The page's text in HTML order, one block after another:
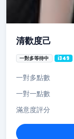
清歡度己
一對多等待中 i349
一對多點數
一對一點數
滿意度評分